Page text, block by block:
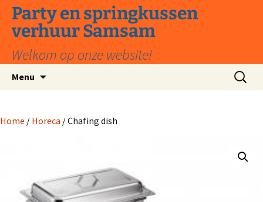
naar
inhoud
Party en springkussen
verhuur Samsam
Welkom op onze website!
Menu
Zoeken
naar:
Home / Horeca / Chafing dish